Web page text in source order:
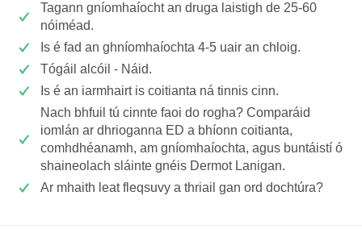
Tagann gníomhaíocht an druga laistigh de 25-60
nóiméad.
Is é fad an ghníomhaíochta 4-5 uair an chloig.
Tógáil alcóil - Náid.
Is é an iarmhairt is coitianta ná tinnis cinn.
Nach bhfuil tú cinnte faoi do rogha? Comparáid
iomlán ar dhrioganna ED a bhíonn coitianta,
comhdhéanamh, am gníomhaíochta, agus buntáistí ó
shaineolach sláinte gnéis Dermot Lanigan.
Ar mhaith leat fleqsuvy a thriail gan ord dochtúra?